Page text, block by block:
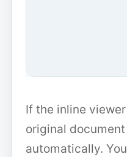
If the inline
original
automatically.